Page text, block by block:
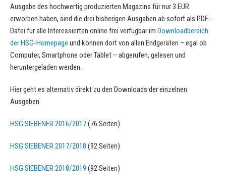
Ausgabe des hochwertig produzierten Magazins für nur 3 EUR
erworben haben, sind die drei bisherigen Ausgaben ab sofort als PDF-
Datei für alle Interessierten online frei verfügbar im Downloadbereich
der HSG-Homepage und können dort von allen Endgeräten – egal ob
Computer, Smartphone oder Tablet – abgerufen, gelesen und
heruntergeladen werden.
Hier geht es alternativ direkt zu den Downloads der einzelnen
Ausgaben:
HSG SIEBENER 2016/2017(76 Seiten)
HSG SIEBENER 2017/2018 (92 Seiten)
HSG SIEBENER 2018/2019 (92 Seiten)